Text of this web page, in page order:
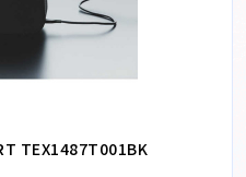
TEX1487T001BK